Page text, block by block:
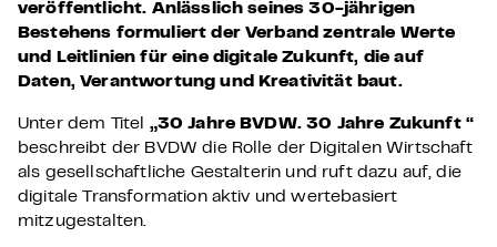
veröffentlicht. Anlässlich seines 30-jährigen
Bestehens formuliert der Verband zentrale Werte
und Leitlinien für eine digitale Zukunft, die auf
Daten, Verantwortung und Kreativität baut.
Unter dem Titel „30 Jahre BVDW. 30 Jahre Zukunft “
beschreibt der BVDW die Rolle der Digitalen Wirtschaft
als gesellschaftliche Gestalterin und ruft dazu auf, die
digitale Transformation aktiv und wertebasiert
mitzugestalten.